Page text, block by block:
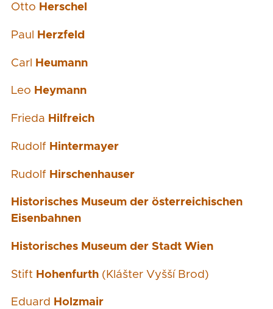
Otto Herschel
Paul Herzfeld
Carl Heumann
Leo Heymann
Frieda Hilfreich
Rudolf Hintermayer
Rudolf Hirschenhauser
Historisches Museum der österreichischen
Eisenbahnen
Historisches Museum der Stadt Wien
Stift Hohenfurth (Klášter Vyšší Brod)
Eduard Holzmair